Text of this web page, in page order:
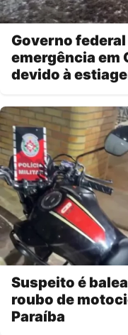
Governo
emergência em
devido à
Suspeito é
roubo de
Paraíba